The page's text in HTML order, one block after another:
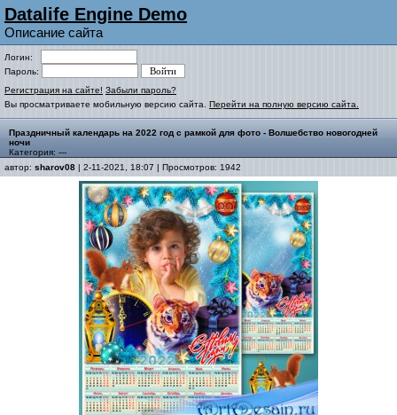
Datalife Engine Demo
Описание сайта
Логин:
Пароль:
Регистрация на сайте! Забыли пароль?
Вы просматриваете мобильную версию сайта. Перейти на полную версию сайта.
Праздничный календарь на 2022 год с рамкой для фото - Волшебство новогодней
ночи
Категория: ---
автор: sharov08 | 2-11-2021, 18:07 | Просмотров: 1942